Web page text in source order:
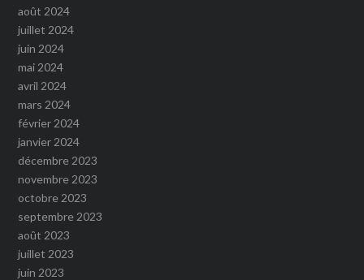
août 2024
juillet 2024
juin 2024
mai 2024
avril 2024
mars 2024
février 2024
janvier 2024
décembre 2023
novembre 2023
octobre 2023
septembre 2023
août 2023
juillet 2023
juin 2023